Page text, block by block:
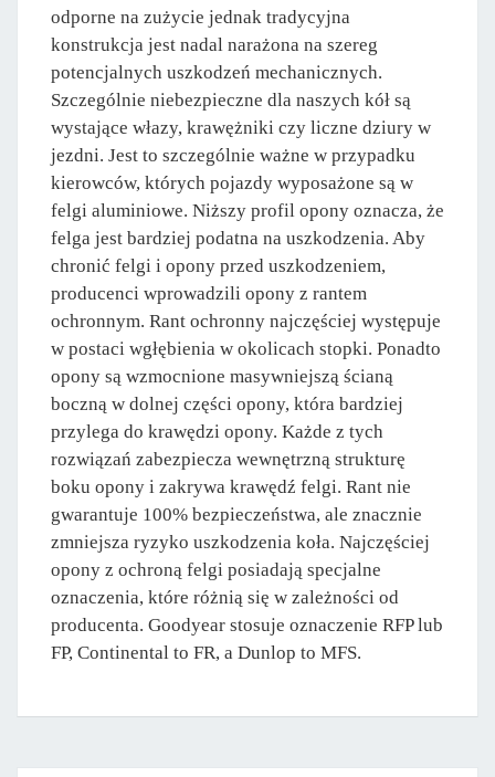
odporne na zużycie jednak tradycyjna
konstrukcja jest nadal narażona na szereg
potencjalnych uszkodzeń mechanicznych.
Szczególnie niebezpieczne dla naszych kół są
wystające włazy, krawężniki czy liczne dziury w
jezdni. Jest to szczególnie ważne w przypadku
kierowców, których pojazdy wyposażone są w
felgi aluminiowe. Niższy profil opony oznacza, że
felga jest bardziej podatna na uszkodzenia. Aby
chronić felgi i opony przed uszkodzeniem,
producenci wprowadzili opony z rantem
ochronnym. Rant ochronny najczęściej występuje
w postaci wgłębienia w okolicach stopki. Ponadto
opony są wzmocnione masywniejszą ścianą
boczną w dolnej części opony, która bardziej
przylega do krawędzi opony. Każde z tych
rozwiązań zabezpiecza wewnętrzną strukturę
boku opony i zakrywa krawędź felgi. Rant nie
gwarantuje 100% bezpieczeństwa, ale znacznie
zmniejsza ryzyko uszkodzenia koła. Najczęściej
opony z ochroną felgi posiadają specjalne
oznaczenia, które różnią się w zależności od
producenta. Goodyear stosuje oznaczenie RFP lub
FP, Continental to FR, a Dunlop to MFS.